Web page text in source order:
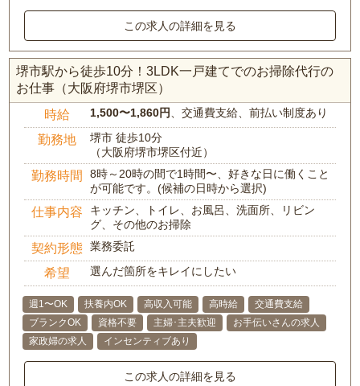
この求人の詳細を見る
堺市駅から徒歩10分！3LDK一戸建てでのお掃除代行の
お仕事（大阪府堺市堺区）
時給 1,500〜1,860円 、交通費支給、前払い制度あり
勤務地
堺市 徒歩10分
（大阪府堺市堺区付近）
勤務時間
8時～20時の間で1時間〜、好きな日に働くこと
が可能です。(候補の日時から選択)
仕事内容
キッチン、トイレ、お風呂、洗面所、リビン
グ、その他のお掃除
契約形態 業務委託
希望 選んだ箇所をキレイにしたい
週1〜OK 扶養内OK 高収入可能 高時給
交通費支給
ブランクOK
資格不要 主婦･主夫歓迎
お手伝いさんの求人
家政婦の求人
インセンティブあり
この求人の詳細を見る